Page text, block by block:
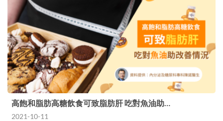
高飽和脂肪高糖飲食可致脂肪肝 吃對魚油助…
2021-10-11